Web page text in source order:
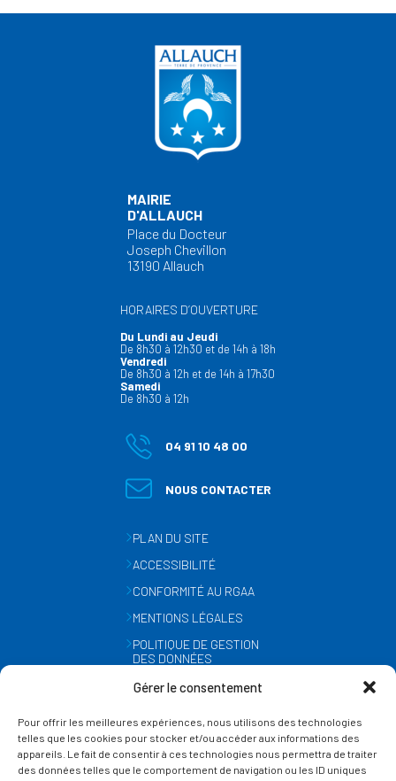
Gérer le consentement
Pour offrir les meilleures expériences, nous utilisons des technologies
telles que les cookies pour stocker et/ou accéder aux informations des
appareils. Le fait de consentir à ces technologies nous permettra de traiter
des données telles que le comportement de navigation ou les ID uniques
MAIRIE
D'ALLAUCH
Place du Docteur
Joseph Chevillon
13190 Allauch
HORAIRES D’OUVERTURE
Du Lundi au Jeudi
De 8h30 à 12h30 et de 14h à 18h
Vendredi
De 8h30 à 12h et de 14h à 17h30
Samedi
De 8h30 à 12h
04 91 10 48 00
NOUS CONTACTER
PLAN DU SITE
ACCESSIBILITÉ
CONFORMITÉ AU RGAA
MENTIONS LÉGALES
POLITIQUE DE GESTION
DES DONNÉES
GESTION DES COOKIES